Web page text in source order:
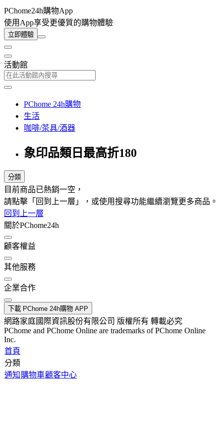
PChome24h購物App
使用App享受更優質的購物體驗
立即體驗
活動館
PChome 24h購物
生活
咖啡/茶具/酒器
象印品類日最高折180
分類
目前商品已熱銷一空，
請點擊「回到上一層」，或使用搜尋功能繼續瀏覽更多商品。
回到上一層
關於PChome24h
顧客權益
其他服務
企業合作
下載 PChome 24h購物 APP
網路家庭國際資訊股份有限公司 版權所有 轉載必究
PChome and PChome Online are trademarks of PChome Online
Inc.
首頁
分類
通知 購物車顧客中心